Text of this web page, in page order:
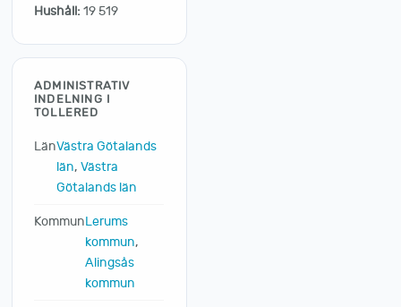
Hushåll:19 519
ADMINISTRATIV
INDELNING I
TOLLERED
LänVästra Götalands
län, Västra
Götalands län
KommunLerums
kommun,
Alingsås
kommun